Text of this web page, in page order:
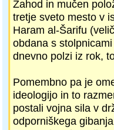
Zahod in mučen
tretje sveto mesto v
Haram al-Šarifu
obdana s
dnevno polzi iz rok,
Pomembno pa je
ideologijo in to
postali vojna sila v
odporniškega